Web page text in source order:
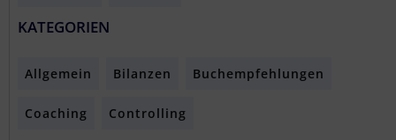
KATEGORIEN
Allgemein Bilanzen Buchempfehlungen
Coaching Controlling